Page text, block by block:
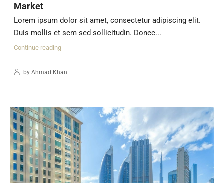
Market
Lorem ipsum dolor sit amet, consectetur adipiscing elit.
Duis mollis et sem sed sollicitudin. Donec...
Continue reading
by Ahmad Khan